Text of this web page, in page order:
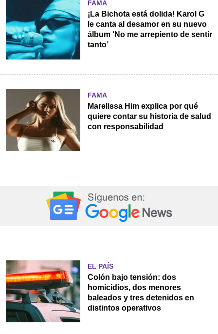
FAMA
¡La Bichota está dolida! Karol G
le canta al desamor en su nuevo
álbum ‘No me arrepiento de sentir
tanto’
FAMA
Marelissa Him explica por qué
quiere contar su historia de salud
con responsabilidad
EL PAÍS
Colón bajo tensión: dos
homicidios, dos menores
baleados y tres detenidos en
distintos operativos